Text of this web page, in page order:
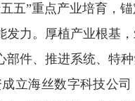
”重点产业培育，
力。厚植产业根基
件、推进系统、 特
立海丝数字科技公